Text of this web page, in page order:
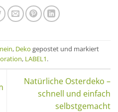
, Deko gepostet und markiert
, LABEL1.
Natürliche Osterdeko –
schnell und einfach
selbstgemacht